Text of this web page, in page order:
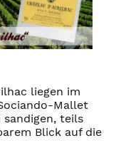
liegen im
Mallet
teils
Blick auf die